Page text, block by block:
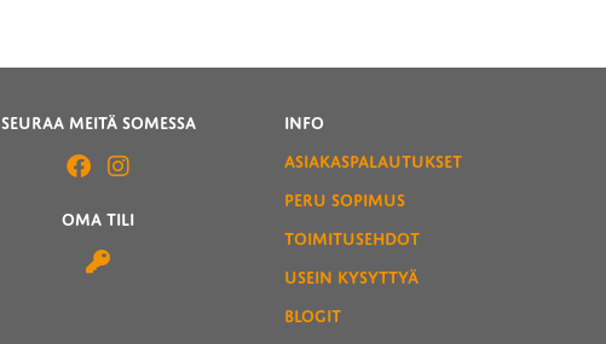
SEURAA MEITÄ SOMESSA
OMA TILI
INFO
ASIAKASPALAUTUKSET
PERU SOPIMUS
TOIMITUSEHDOT
USEIN KYSYTTYÄ
BLOGIT